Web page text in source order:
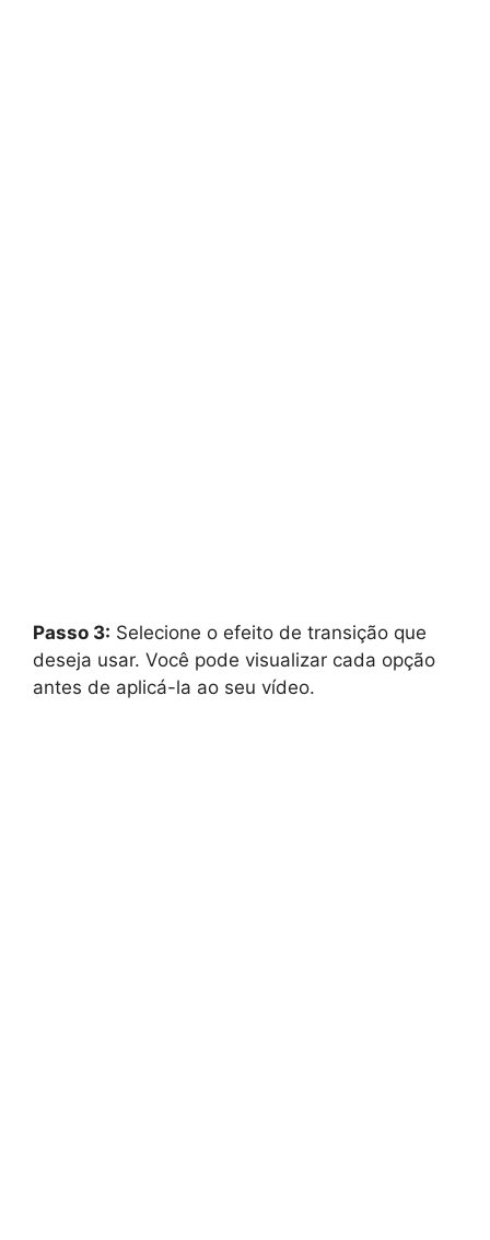
Passo 3: Selecione o efeito de transição que
deseja usar. Você pode visualizar cada opção
antes de aplicá-la ao seu vídeo.